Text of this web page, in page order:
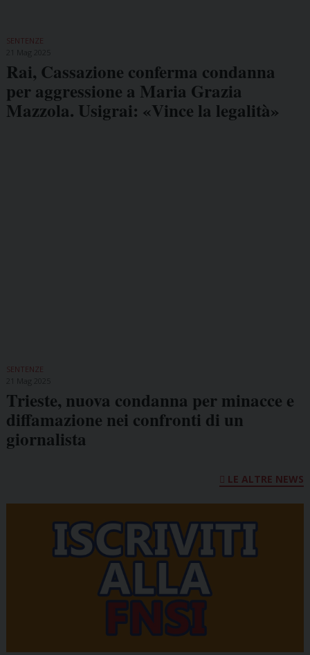
SENTENZE
Rai, Cassazione conferma condanna
per aggressione a Maria Grazia
Mazzola. Usigrai: «Vince la legalità»
SENTENZE
Trieste, nuova condanna per minacce e
diffamazione nei confronti di un
giornalista
LE ALTRE NEWS